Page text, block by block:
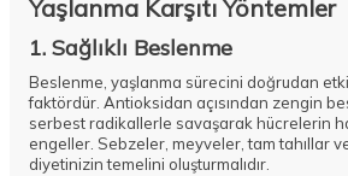
Yaşlanma Karşıtı Yöntemler
1. Sağlıklı Beslenme
Beslenme, yaşlanma sürecini doğrudan
faktördür. Antioksidan açısından zengin
serbest radikallerle savaşarak hücrelerin
engeller. Sebzeler, meyveler, tam tahıllar
diyetinizin temelini oluşturmalıdır.